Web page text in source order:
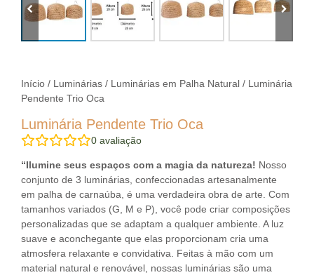
Início / Luminárias / Luminárias em Palha Natural / Luminária
Pendente Trio Oca
Luminária Pendente Trio Oca
0 avaliação
“Ilumine seus espaços com a magia da natureza! Nosso
conjunto de 3 luminárias, confeccionadas artesanalmente
em palha de carnaúba, é uma verdadeira obra de arte. Com
tamanhos variados (G, M e P), você pode criar composições
personalizadas que se adaptam a qualquer ambiente. A luz
suave e aconchegante que elas proporcionam cria uma
atmosfera relaxante e convidativa. Feitas à mão com um
material natural e renovável, nossas luminárias são uma